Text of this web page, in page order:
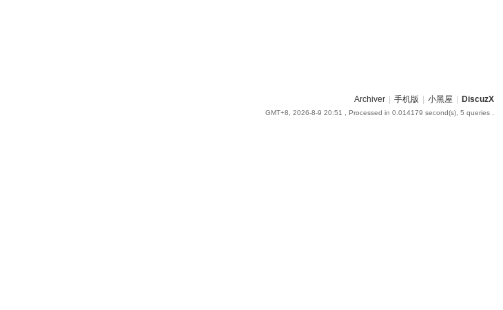
Archiver 手机版 小黑屋 DiscuzX
GMT+8, 2026-8-9 20:51 , Processed in 0.014179 second(s), 5 queries .